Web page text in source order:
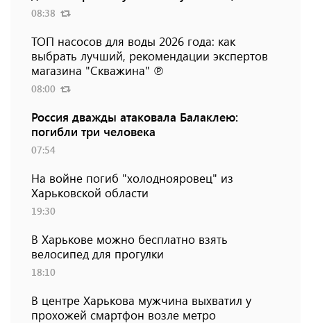
08:38
ТОП насосов для воды 2026 года: как
выбрать лучший, рекомендации экспертов
магазина "Скважина" ℗
08:00
Россия дважды атаковала Балаклею:
погибли три человека
07:54
На войне погиб "холоднояровец" из
Харьковской области
19:30
В Харькове можно бесплатно взять
велосипед для прогулки
18:10
В центре Харькова мужчина выхватил у
прохожей смартфон возле метро